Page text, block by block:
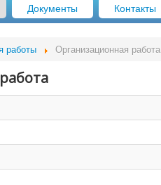
Документы Контакты
работы Организационная работа